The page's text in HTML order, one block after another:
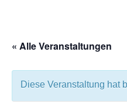
« Alle Veranstaltungen
Diese Veranstaltung hat